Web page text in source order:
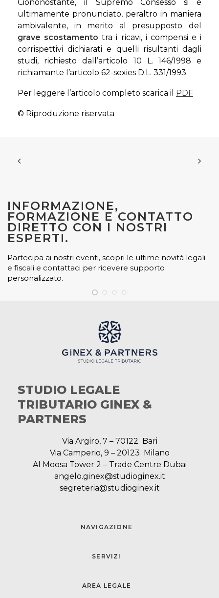
Ciononostante, il Supremo Consesso si è
ultimamente pronunciato, peraltro in maniera
ambivalente, in merito al presupposto del
grave scostamento tra i ricavi, i compensi e i
corrispettivi dichiarati e quelli risultanti dagli
studi, richiesto dall’articolo 10 L. 146/1998 e
richiamante l’articolo 62-sexies D.L. 331/1993.
Per leggere l’articolo completo scarica il PDF
© Riproduzione riservata
INFORMAZIONE,
FORMAZIONE E CONTATTO
DIRETTO CON I NOSTRI
ESPERTI.
Partecipa ai nostri eventi, scopri le ultime novità legali
e fiscali e contattaci per ricevere supporto
personalizzato.
STUDIO LEGALE
TRIBUTARIO GINEX &
PARTNERS
Via Argiro, 7 – 70122 Bari
Via Camperio, 9 – 20123 Milano
Al Moosa Tower 2 – Trade Centre Dubai
angelo.ginex@studioginex.it
segreteria@studioginex.it
NAVIGAZIONE
SERVIZI
AREA LEGALE